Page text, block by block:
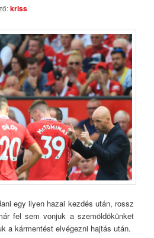
kriss
egy ilyen hazai kezdés után, rossz
fel sem vonjuk a szemöldökünket
a kármentést elvégezni hajtás után.